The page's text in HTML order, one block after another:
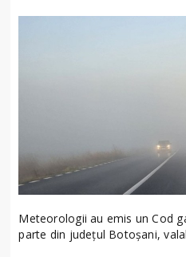
Meteorologii au emis un Cod
parte din județul Botoșani,